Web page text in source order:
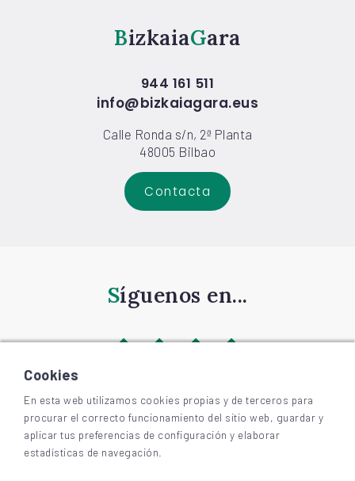
Bizkaia Gara
944 161 511
info@bizkaiagara.eus
Calle Ronda s/n, 2ª Planta
48005 Bilbao
Contacta
Síguenos en...
©2026 BIZKAIAGARA
Accesibilidad
Aviso legal y privacidad
Cookies
En esta web utilizamos cookies propias y de terceros para
procurar el correcto funcionamiento del sitio web, guardar y
aplicar tus preferencias de configuración y elaborar
estadísticas de navegación.